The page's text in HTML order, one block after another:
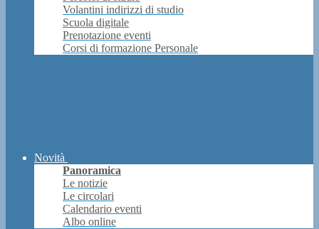
Volantini indirizzi di studio
Scuola digitale
Prenotazione eventi
Corsi di formazione Personale
Novità
Panoramica
Le notizie
Le circolari
Calendario eventi
Albo online